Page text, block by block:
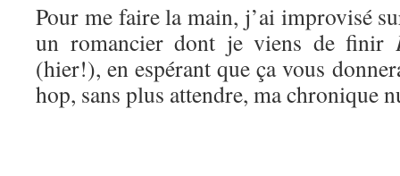
Pour me faire la main, j’ai improvisé
un romancier dont je viens de finir
(hier!), en espérant que ça vous
hop, sans plus attendre, ma chronique